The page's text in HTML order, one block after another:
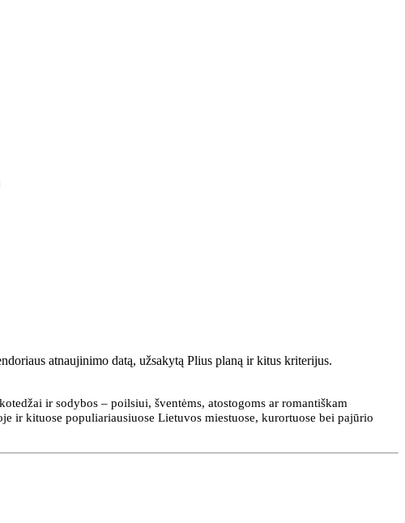
atnaujinimo datą, užsakytą Plius planą ir kitus kriterijus.
ir sodybos – poilsiui, šventėms, atostogoms ar romantiškam
ir kituose populiariausiuose Lietuvos miestuose, kurortuose bei pajūrio